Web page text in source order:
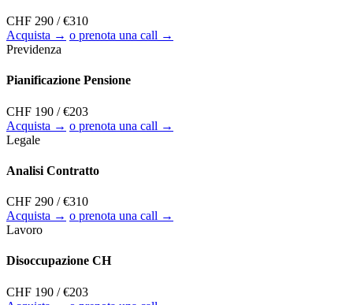
CHF 290 / €310
Acquista → o prenota una call →
Previdenza
Pianificazione Pensione
CHF 190 / €203
Acquista → o prenota una call →
Legale
Analisi Contratto
CHF 290 / €310
Acquista → o prenota una call →
Lavoro
Disoccupazione CH
CHF 190 / €203